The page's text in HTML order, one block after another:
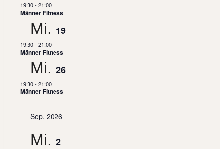
19:30- 21:00
Männer Fitness
Mi. 19
19:30- 21:00
Männer Fitness
Mi. 26
19:30- 21:00
Männer Fitness
Sep. 2026
Mi. 2